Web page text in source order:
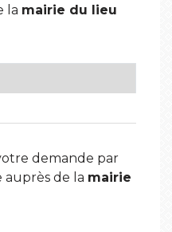
la mairie du lieu
demande par
de la mairie